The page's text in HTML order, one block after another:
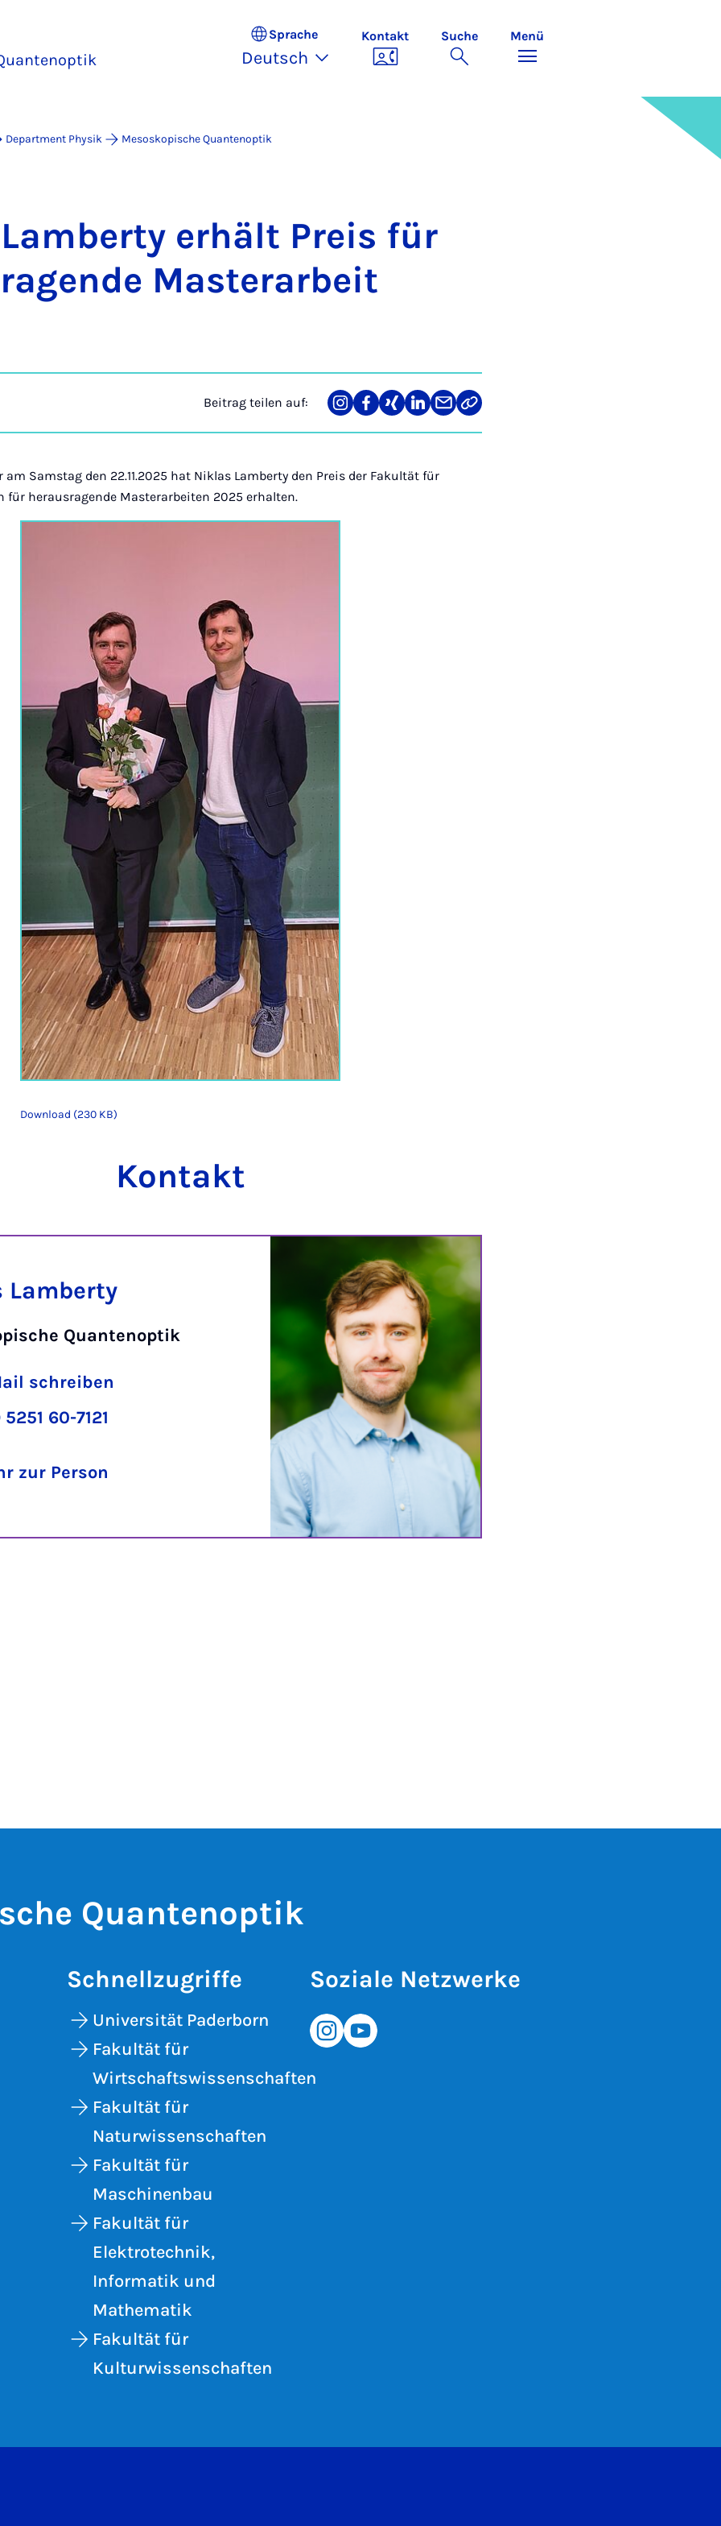
Sprache
Deutsch
Kontakt Suche Menü
Department Physik Mesoskopische Quantenoptik
er­hält Preis für
Mas­ter­a­r­beit
Beitrag teilen auf:
Teilen
auf
Teilen
auf
Teilen
auf
Teilen
auf
Teilen
über
Link
kopieren
Samstag den 22.11.2025 hat Niklas Lamberty den Preis der Fakultät für
für herausragende Masterarbeiten 2025 erhalten.
Download (230 KB)
Kontakt
Lamberty
Quantenoptik
schreiben
60-7121
zur Person
Quantenoptik
Schnellzugriffe
Universität Paderborn
Fakultät für
Wirtschaftswissenschaften
Fakultät für
Naturwissenschaften
Fakultät für
Maschinenbau
Fakultät für
Elektrotechnik,
Informatik und
Mathematik
Fakultät für
Kulturwissenschaften
Soziale Netzwerke